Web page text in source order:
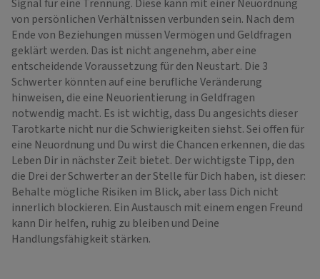
Signal für eine Trennung. Diese kann mit einer Neuordnung
von persönlichen Verhältnissen verbunden sein. Nach dem
Ende von Beziehungen müssen Vermögen und Geldfragen
geklärt werden. Das ist nicht angenehm, aber eine
entscheidende Voraussetzung für den Neustart. Die 3
Schwerter könnten auf eine berufliche Veränderung
hinweisen, die eine Neuorientierung in Geldfragen
notwendig macht. Es ist wichtig, dass Du angesichts dieser
Tarotkarte nicht nur die Schwierigkeiten siehst. Sei offen für
eine Neuordnung und Du wirst die Chancen erkennen, die das
Leben Dir in nächster Zeit bietet. Der wichtigste Tipp, den
die Drei der Schwerter an der Stelle für Dich haben, ist dieser:
Behalte mögliche Risiken im Blick, aber lass Dich nicht
innerlich blockieren. Ein Austausch mit einem engen Freund
kann Dir helfen, ruhig zu bleiben und Deine
Handlungsfähigkeit stärken.